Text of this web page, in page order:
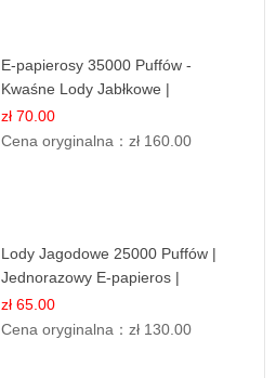
E-papierosy 35000 Puffów -
Kwaśne Lody Jabłkowe |
Orzeźwiający Smak
zł 70.00
Cena oryginalna：zł 160.00
Lody Jagodowe 25000 Puffów |
Jednorazowy E-papieros |
Deserowy Smak
zł 65.00
Cena oryginalna：zł 130.00